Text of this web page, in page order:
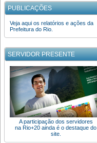
PUBLICAÇÕES
Veja aqui os relatórios e ações da
Prefeitura do Rio.
SERVIDOR PRESENTE
A participação dos servidores
na Rio+20 ainda é o destaque do
site.